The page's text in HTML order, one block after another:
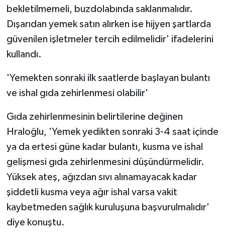
bekletilmemeli, buzdolabında saklanmalıdır.
Dışarıdan yemek satın alırken ise hijyen şartlarda
güvenilen işletmeler tercih edilmelidir' ifadelerini
kullandı.
'Yemekten sonraki ilk saatlerde başlayan bulantı
ve ishal gıda zehirlenmesi olabilir'
Gıda zehirlenmesinin belirtilerine değinen
Hraloğlu, 'Yemek yedikten sonraki 3-4 saat içinde
ya da ertesi güne kadar bulantı, kusma ve ishal
gelişmesi gıda zehirlenmesini düşündürmelidir.
Yüksek ateş, ağızdan sıvı alınamayacak kadar
şiddetli kusma veya ağır ishal varsa vakit
kaybetmeden sağlık kuruluşuna başvurulmalıdır'
diye konuştu.